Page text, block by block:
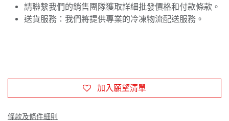
請聯繫我們的銷售團隊獲取詳細批發價格和付款條款。
送貨服務：我們將提供專業的冷凍物流配送服務。
加入願望清單
條款及條件細則